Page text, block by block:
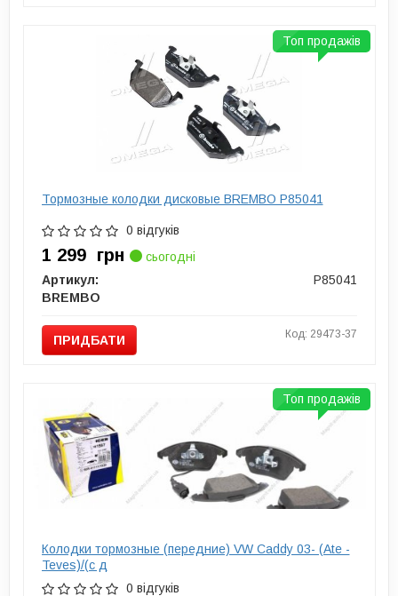
Тормозные колодки дисковые BREMBO P85041
0 відгуків
1 299 грн
сьогодні
Артикул:
P85041
BREMBO
ПРИДБАТИ Код: 29473-37
Топ продажів
Колодки тормозные (передние) VW Caddy 03- (Ate -
Teves)/(с д
0 відгуків
Топ продажів